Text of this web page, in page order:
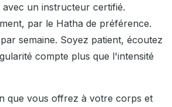
un instructeur certifié.
par le Hatha de préférence.
semaine. Soyez patient, écoutez
compte plus que l'intensité
que vous offrez à votre corps et